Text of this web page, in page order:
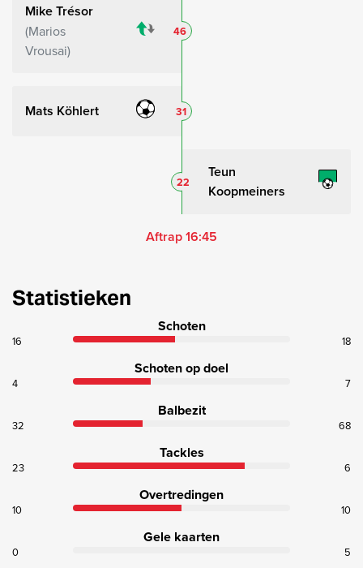
Mike Trésor
Marios
Vrousai
46
Mats Köhlert 31
Teun
Koopmeiners
22
Aftrap 16:45
Statistieken
Schoten
16 18
Schoten op doel
4 7
Balbezit
32 68
Tackles
23 6
Overtredingen
10 10
Gele kaarten
0 5